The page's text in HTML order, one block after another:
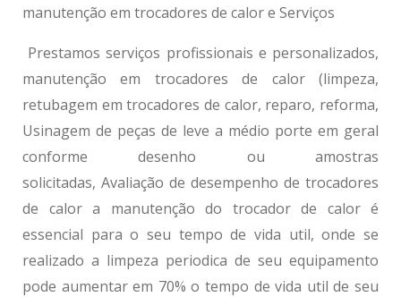
manutenção em trocadores de calore Serviços
Prestamos serviços profissionais e personalizados,
manutenção em trocadores de calor(limpeza,
retubagem em trocadores de calor, reparo, reforma,
Usinagem de peças de leve a médio porte em geral
conforme desenho ou amostras
solicitadas, Avaliação de desempenho de trocadores
de calor a manutenção do trocador de calor é
essencial para o seu tempo de vida util, onde se
realizado a limpeza periodica de seu equipamento
pode aumentar em 70% o tempo de vida util de seu